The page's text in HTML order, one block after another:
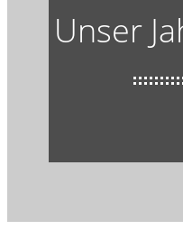
Unser